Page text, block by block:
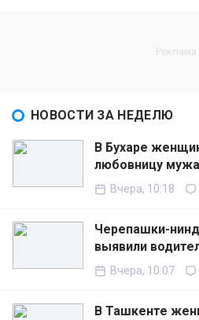
НОВОСТИ ЗА НЕДЕЛЮ
В Бухаре
любовницу мужа
Вчера, 10:18
Черепашки-
выявили
Вчера, 10:07
В Ташкенте